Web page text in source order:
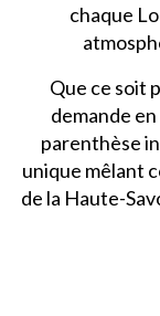
chaque
Que ce soit
demande
parenthèse
unique mêlant
de la Haute-